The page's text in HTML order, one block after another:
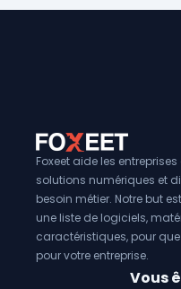
Foxeet aide les
solutions numériques et
besoin métier. Notre but
une liste de logiciels,
caractéristiques, pour
pour votre entreprise.
Vous